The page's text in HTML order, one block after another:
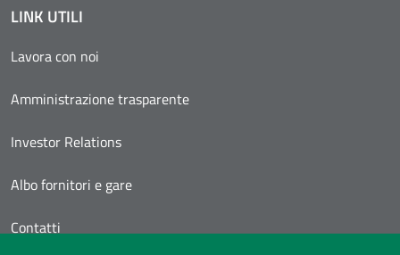
LINK UTILI
Lavora con noi
Amministrazione trasparente
Investor Relations
Albo fornitori e gare
Contatti